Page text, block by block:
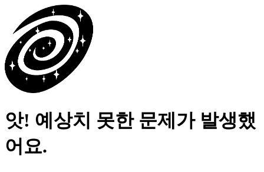
앗! 예상치 못한 문제가 발생했
어요.